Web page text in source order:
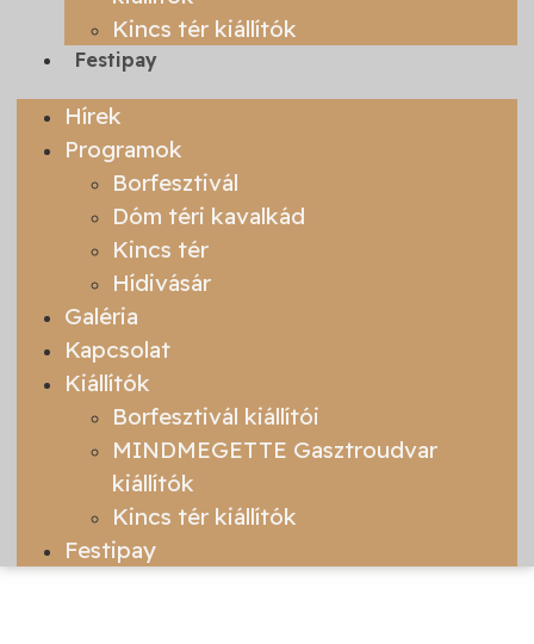
Kincs tér kiállítók
Festipay
Hírek
Programok
Borfesztivál
Dóm téri kavalkád
Kincs tér
Hídivásár
Galéria
Kapcsolat
Kiállítók
Borfesztivál kiállítói
MINDMEGETTE Gasztroudvar
kiállítók
Kincs tér kiállítók
Festipay